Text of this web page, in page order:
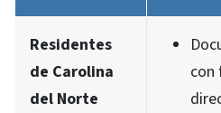
Residentes
de Carolina
del Norte
con